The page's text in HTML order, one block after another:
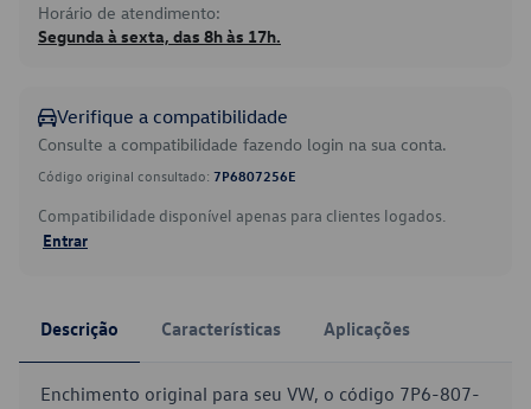
Horário de atendimento:
Segunda à sexta, das 8h às 17h.
Verifique a compatibilidade
Consulte a compatibilidade fazendo login na sua conta.
Código original consultado: 7P6807256E
Compatibilidade disponível apenas para clientes logados.
Entrar
Descrição Características Aplicações
Enchimento original para seu VW, o código 7P6-807-